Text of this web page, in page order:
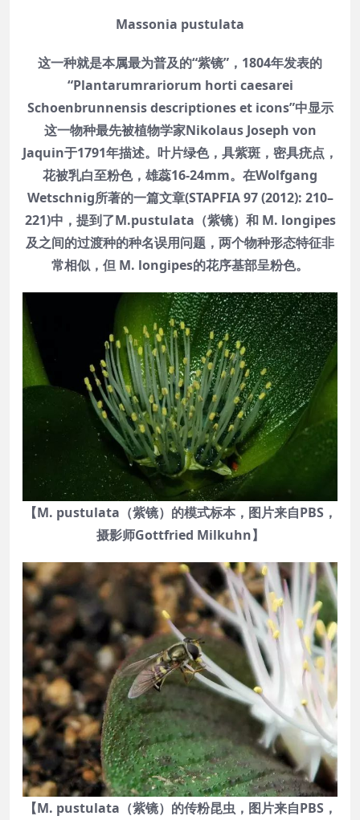
Massonia pustulata
这一种就是本属最为普及的“紫镜”，1804年发表的
“Plantarumrariorum horti caesarei
Schoenbrunnensis descriptiones et icons”中显示
这一物种最先被植物学家Nikolaus Joseph von
Jaquin于1791年描述。叶片绿色，具紫斑，密具疣点，
花被乳白至粉色，雄蕊16-24mm。在Wolfgang
Wetschnig所著的一篇文章(STAPFIA 97 (2012): 210–
221)中，提到了M.pustulata（紫镜）和 M. longipes
及之间的过渡种的种名误用问题，两个物种形态特征非
常相似，但 M. longipes的花序基部呈粉色。
【M. pustulata（紫镜）的模式标本，图片来自PBS，
摄影师Gottfried Milkuhn】
【M. pustulata（紫镜）的传粉昆虫，图片来自PBS，